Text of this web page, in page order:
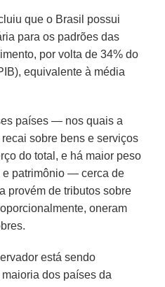
que o Brasil possui
para os padrões das
por volta de 34% do
equivalente à média
países — nos quais a
sobre bens e serviços
do total, e há maior peso
e patrimônio — cerca de
provém de tributos sobre
oneram
está sendo
dos países da